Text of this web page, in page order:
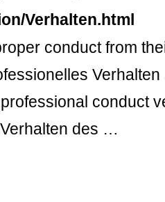
Verhalten.html
conduct from
Verhalten
conduct
des …